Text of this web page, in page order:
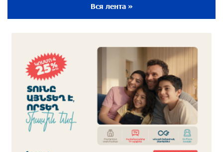
около одного месяца назад
Аравийским морем
около одного месяца назад
Вопрос об аресте Чалабяна дошел до
Европейского парламента: «Паст»
около одного месяца назад
Вся лента »